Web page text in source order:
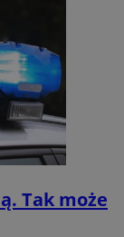
Tak może